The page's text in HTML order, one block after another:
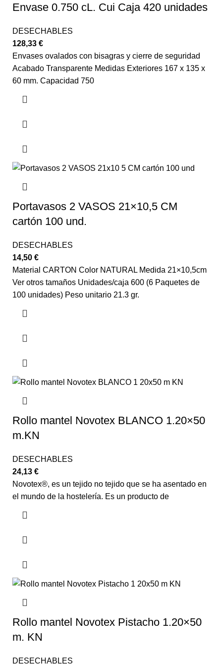
Envase 0.750 cL. Cui Caja 420 unidades
DESECHABLES
128,33 €
Envases ovalados con bisagras y cierre de seguridad
Acabado Transparente Medidas Exteriores 167 x 135 x
60 mm. Capacidad 750
Portavasos 2 VASOS 21×10,5 CM
cartón 100 und.
DESECHABLES
14,50 €
Material CARTON Color NATURAL Medida 21×10,5cm
Ver otros tamaños Unidades/caja 600 (6 Paquetes de
100 unidades) Peso unitario 21.3 gr.
Rollo mantel Novotex BLANCO 1.20×50
m.KN
DESECHABLES
24,13 €
Novotex®, es un tejido no tejido que se ha asentado en
el mundo de la hostelería. Es un producto de
Rollo mantel Novotex Pistacho 1.20×50
m. KN
DESECHABLES